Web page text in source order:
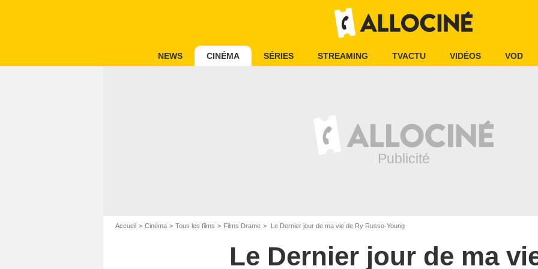
NEWS CINÉMA SÉRIES STREAMING TVACTU VIDÉOS VOD
Accueil Cinéma Tous les films Films Drame Le Dernier jour de ma vie de Ry Russo-Young
Le Dernier jour de ma